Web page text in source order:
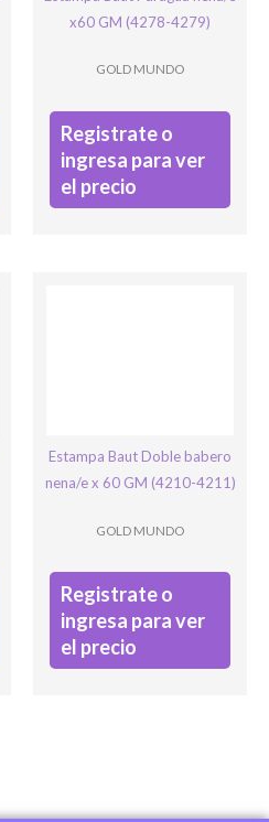
x60 GM (4278-4279)
GOLD MUNDO
Registrate o
ingresa para ver
el precio
Estampa Baut Doble babero
nena/e x 60 GM (4210-4211)
GOLD MUNDO
Registrate o
ingresa para ver
el precio